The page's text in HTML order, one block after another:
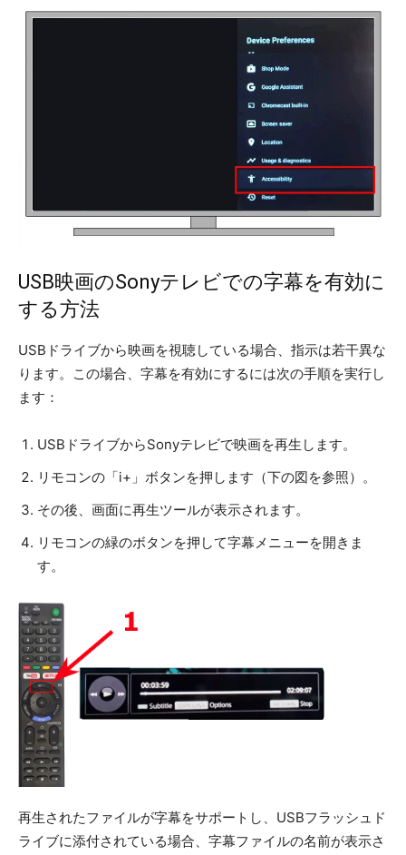
USB映画のSonyテレビでの字幕を有効に
する方法
USBドライブから映画を視聴している場合、指示は若干異な
ります。この場合、字幕を有効にするには次の手順を実行し
ます：
USBドライブからSonyテレビで映画を再生します。
リモコンの「i+」ボタンを押します（下の図を参照）。
その後、画面に再生ツールが表示されます。
リモコンの緑のボタンを押して字幕メニューを開きま
す。
再生されたファイルが字幕をサポートし、USBフラッシュド
ライブに添付されている場合、字幕ファイルの名前が表示さ